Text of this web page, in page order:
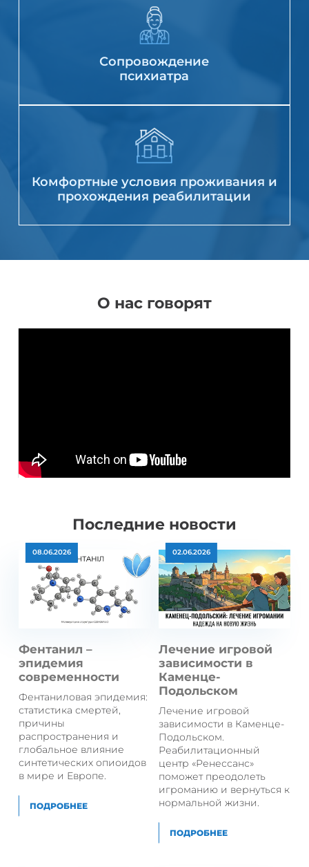
Сопровождение
психиатра
Комфортные условия проживания и
прохождения реабилитации
О нас говорят
Последние новости
Фентанил –
эпидемия
современности
08.06.2026
Фентаниловая эпидемия:
статистика смертей,
причины
распространения и
глобальное влияние
синтетических опиоидов
в мире и Европе.
ПОДРОБНЕЕ
Лечение игровой
зависимости в
Каменце-
Подольском
02.06.2026
Лечение игровой
зависимости в Каменце-
Подольском.
Реабилитационный
центр «Ренессанс»
поможет преодолеть
игроманию и вернуться к
нормальной жизни.
ПОДРОБНЕЕ